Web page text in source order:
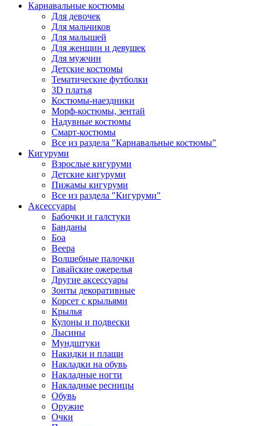
Карнавальные костюмы
Для девочек
Для мальчиков
Для малышей
Для женщин и девушек
Для мужчин
Детские костюмы
Тематические футболки
3D платья
Костюмы-наездники
Морф-костюмы, зентай
Надувные костюмы
Смарт-костюмы
Все из раздела "Карнавальные костюмы"
Кигуруми
Взрослые кигуруми
Детские кигуруми
Пижамы кигуруми
Все из раздела "Кигуруми"
Аксессуары
Бабочки и галстуки
Банданы
Боа
Веера
Волшебные палочки
Гавайские ожерелья
Другие аксессуары
Зонты декоративные
Корсет с крыльями
Крылья
Кулоны и подвески
Лысины
Мундштуки
Накидки и плащи
Накладки на обувь
Накладные ногти
Накладные ресницы
Обувь
Оружие
Очки